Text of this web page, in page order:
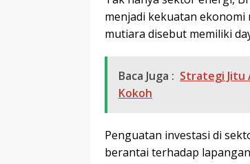
menjadi kekuatan
mutiara disebut memiliki
Baca Juga : Strategi Jitu
Kokoh
Penguatan investasi di
berantai terhadap